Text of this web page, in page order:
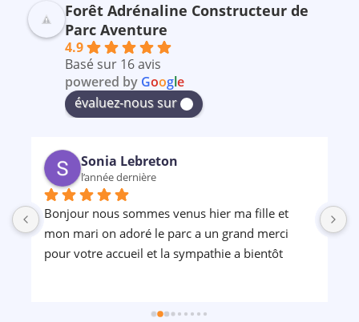
Forêt Adrénaline Constructeur de
Parc Aventure
4.9
Basé sur 16 avis
powered by Google
évaluez-nous sur
Sonia Lebreton
l’année dernière
Bonjour nous sommes venus hier ma fille et
mon mari on adoré le parc a un grand merci
pour votre accueil et la sympathie a bientôt